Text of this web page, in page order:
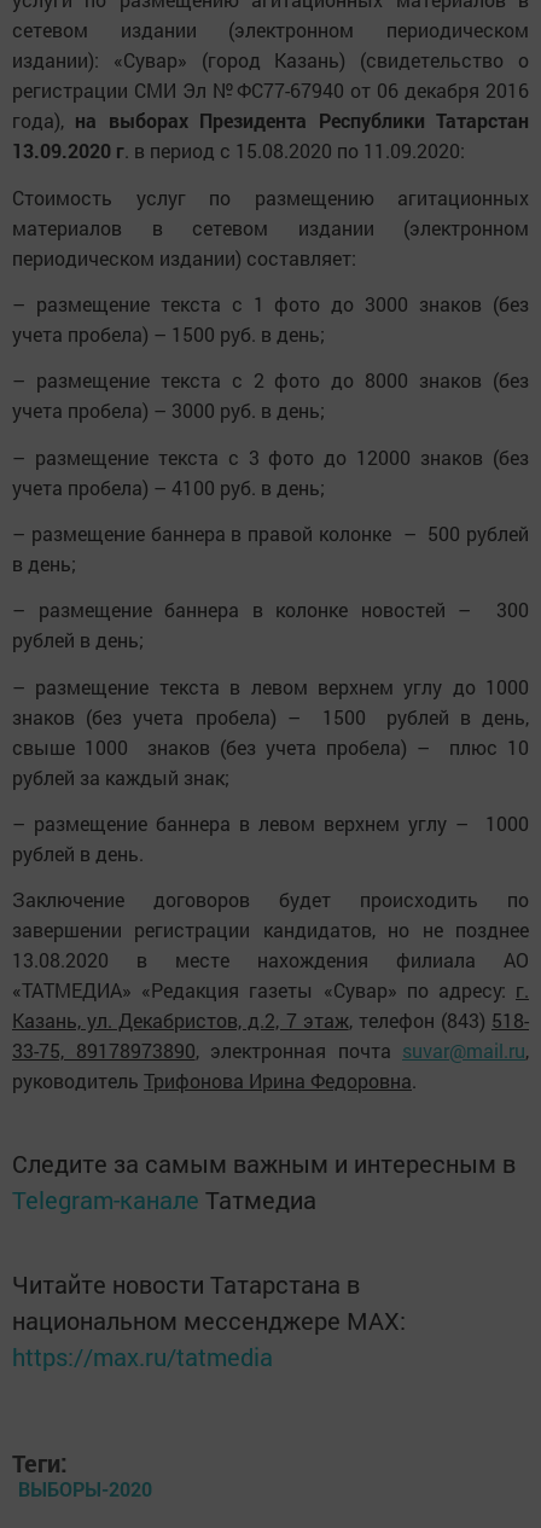
сетевом издании (электронном периодическом
издании): «Сувар» (город Казань) (свидетельство о
регистрации СМИ Эл №ФС77-67940 от 06 декабря 2016
года), на выборах Президента Республики Татарстан
13.09.2020 г. в период с 15.08.2020 по 11.09.2020:
Стоимость услуг по размещению агитационных
материалов в сетевом издании (электронном
периодическом издании) составляет:
– размещение текста с 1 фото до 3000 знаков (без
учета пробела) – 1500 руб. в день;
– размещение текста с 2 фото до 8000 знаков (без
учета пробела) – 3000 руб. в день;
– размещение текста с 3 фото до 12000 знаков (без
учета пробела) – 4100 руб. в день;
– размещение баннера в правой колонке – 500 рублей
в день;
– размещение баннера в колонке новостей – 300
рублей в день;
– размещение текста в левом верхнем углу до 1000
знаков (без учета пробела) – 1500
рублей в день,
свыше 1000 знаков (без учета пробела) – плюс 10
рублей за каждый знак;
– размещение баннера в левом верхнем углу – 1000
рублей в день.
Заключение договоров будет происходить по
завершении регистрации кандидатов, но не позднее
13.08.2020 в месте нахождения филиала АО
«ТАТМЕДИА» «Редакция газеты «Сувар» по адресу: г.
Казань, ул. Декабристов, д.2, 7 этаж, телефон (843) 518-
33-75, 89178973890, электронная почта suvar@mail.ru,
руководитель Трифонова Ирина Федоровна.
Следите за самым важным и интересным в
Telegram-канале Татмедиа
Читайте новости Татарстана в
национальном мессенджере MАХ:
https://max.ru/tatmedia
Теги:
ВЫБОРЫ-2020